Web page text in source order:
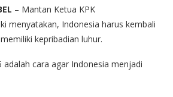
– Mantan Ketua KPK
menyatakan, Indonesia harus kembali
kepribadian luhur.
adalah cara agar Indonesia menjadi